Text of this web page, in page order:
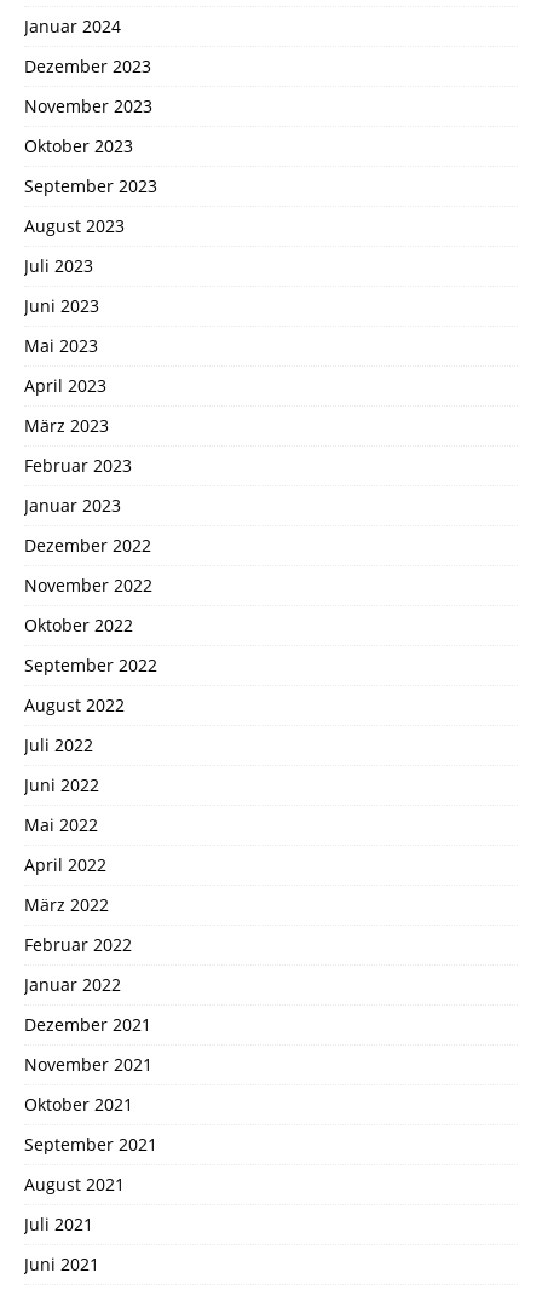
Januar 2024
Dezember 2023
November 2023
Oktober 2023
September 2023
August 2023
Juli 2023
Juni 2023
Mai 2023
April 2023
März 2023
Februar 2023
Januar 2023
Dezember 2022
November 2022
Oktober 2022
September 2022
August 2022
Juli 2022
Juni 2022
Mai 2022
April 2022
März 2022
Februar 2022
Januar 2022
Dezember 2021
November 2021
Oktober 2021
September 2021
August 2021
Juli 2021
Juni 2021